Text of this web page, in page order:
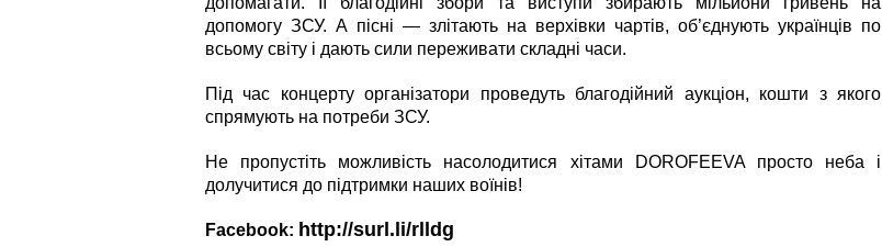
допомогу ЗСУ. А пісні — злітають на верхівки чартів, об’єднують українців по
всьому світу і дають сили переживати складні часи.
Під час концерту організатори проведуть благодійний аукціон, кошти з якого
спрямують на потреби ЗСУ.
Не пропустіть можливість насолодитися хітами DOROFEEVA просто неба і
долучитися до підтримки наших воїнів!
Facebook: http://surl.li/rlldg